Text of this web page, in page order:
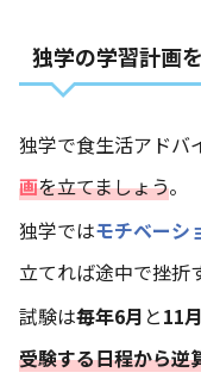
独学の学習計画
独学で食生活アドバ
画を立てましょう。
独学ではモチベーシ
立てれば途中で挫折
試験は毎年6月 と11月
受験する日程から逆